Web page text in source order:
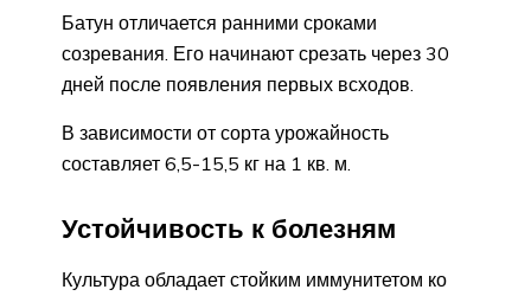
Батун отличается ранними сроками
созревания. Его начинают срезать через 30
дней после появления первых всходов.
В зависимости от сорта урожайность
составляет 6,5-15,5 кг на 1 кв. м.
Устойчивость к болезням
Культура обладает стойким иммунитетом ко